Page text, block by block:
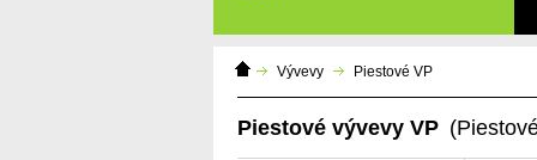
Domáca
stránka
Vývevy Piestové VP
Piestové vývevy VP
Výrobné štítky
Informačné
Modely
Reklamné